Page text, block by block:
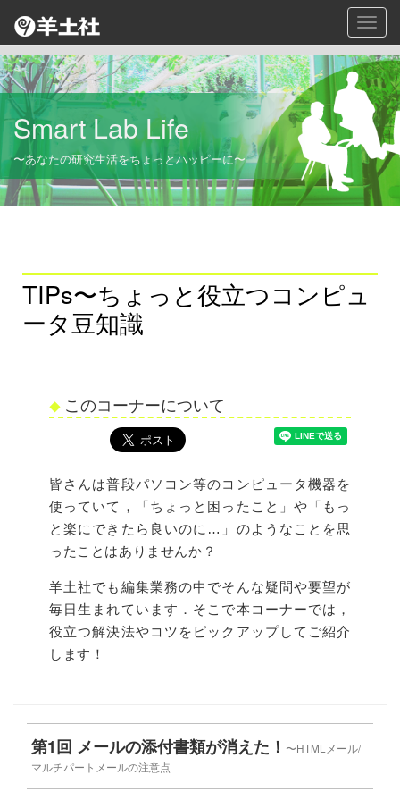
Smart Lab Life
〜あなたの研究生活をちょっとハッピーに〜
TIPs〜ちょっと役立つコンピュ
ータ豆知識
このコーナーについて
皆さんは普段パソコン等のコンピュータ機器を
使っていて，「ちょっと困ったこと」や「もっ
と楽にできたら良いのに…」のようなことを思
ったことはありませんか？
羊土社でも編集業務の中でそんな疑問や要望が
毎日生まれています．そこで本コーナーでは，
役立つ解決法やコツをピックアップしてご紹介
します！
第1回 メールの添付書類が消えた！ 〜HTMLメール/
マルチパートメールの注意点